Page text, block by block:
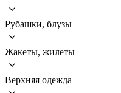
Рубашки, блузы
Жакеты, жилеты
Верхняя одежда